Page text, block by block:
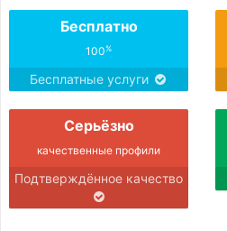
Бесплатно
100%
Бесплатные услуги
Серьёзно
качественные профили
Подтверждённое качество